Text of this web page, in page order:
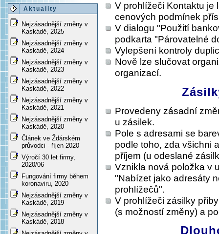
Aktuality
Nejzásadnější změny v
Kaskádě, 2025
Nejzásadnější změny v
Kaskádě, 2024
Nejzásadnější změny v
Kaskádě, 2023
Nejzásadnější změny v
Kaskádě, 2022
Nejzásadnější změny v
Kaskádě, 2021
Nejzásadnější změny v
Kaskádě, 2020
Článek ve Ždárském
průvodci - říjen 2020
Výročí 30 let firmy,
2020/06
Fungování firmy během
koronaviru, 2020
Nejzásadnější změny v
Kaskádě, 2019
Nejzásadnější změny v
Kaskádě, 2018
V prohlížeči Kontaktu je
cenových podmínek
V dialogu "Použití
podkarta "Párovatelné
Vylepšení kontroly
Nově lze slučovat
organizací.
Provedeny zásadní
u zásilek.
Pole s adresami se
podle toho, zda všichni
příjem (u odeslané
Vznikla nová položka v
"Nabízet jako adresáty
prohlížečů".
V prohlížeči zásilky
(s možností změny) a